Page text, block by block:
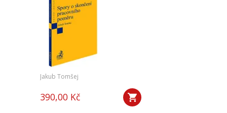
Jakub Tomšej
390,00 Kč